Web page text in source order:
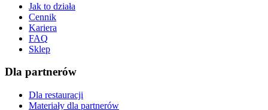
Jak to działa
Cennik
Kariera
FAQ
Sklep
Dla partnerów
Dla restauracji
Materiały dla partnerów